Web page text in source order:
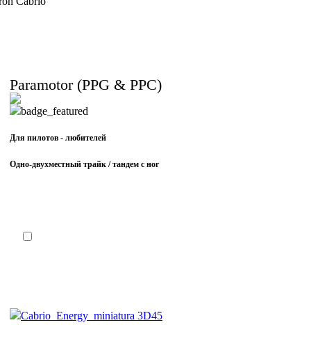
Paramotor (PPG & PPC)
Для пилотов - любителей
Одно-двухместный трайк / тандем с ног